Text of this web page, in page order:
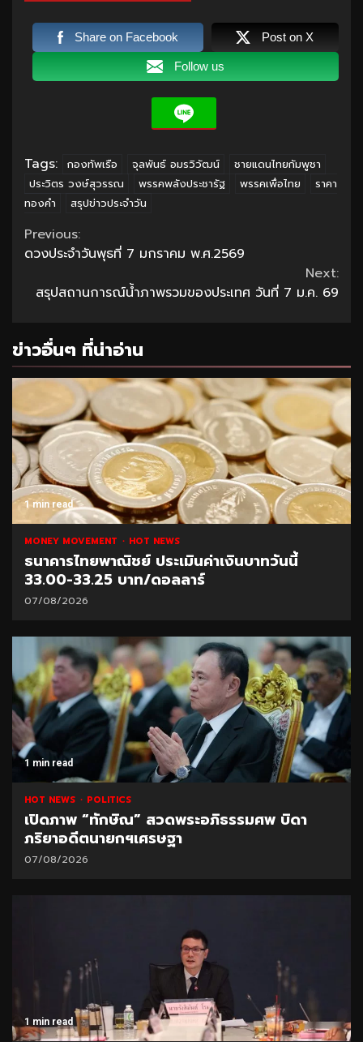
Share on Facebook Post on X
Follow us
Tags: กองทัพเรือ จุลพันธ์ อมรวิวัฒน์
ชายแดนไทยกัมพูชา
ประวิตร วงษ์สุวรรณ
พรรคพลังประชารัฐ พรรคเพื่อไทย
ราคา
ทองคำ
สรุปข่าวประจำวัน
Continue
Reading
Previous:
ดวงประจำวันพุธที่ 7 มกราคม พ.ศ.2569
Next:
สรุปสถานการณ์น้ำภาพรวมของประเทศ วันที่ 7 ม.ค. 69
ข่าวอื่นๆ ที่น่าอ่าน
1 min read
MONEY MOVEMENT HOT NEWS
ธนาคารไทยพาณิชย์ ประเมินค่าเงินบาทวันนี้
33.00-33.25 บาท/ดอลลาร์
07/08/2026
1 min read
HOT NEWS POLITICS
เปิดภาพ “ทักษิณ” สวดพระอภิธรรมศพ บิดา
ภริยาอดีตนายกฯเศรษฐา
07/08/2026
1 min read